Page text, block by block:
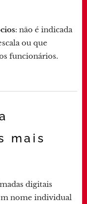
: não é indicada
ou que
funcionários.
mais
digitais
nome individual